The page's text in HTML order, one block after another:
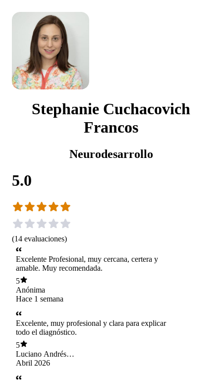
Stephanie Cuchacovich
Francos
Neurodesarrollo
5.0
(14 evaluaciones)
Excelente Profesional, muy cercana, certera y
amable. Muy recomendada.
5
Anónima
Hace 1 semana
Excelente, muy profesional y clara para explicar
todo el diagnóstico.
5
Luciano Andrés
Jorge Lara
Abril 2026